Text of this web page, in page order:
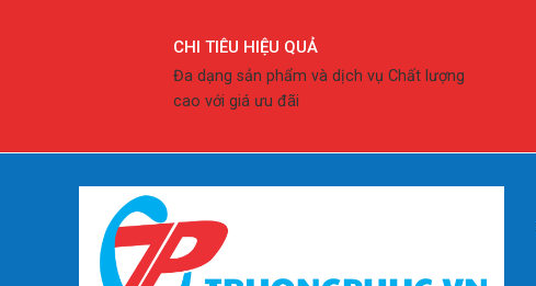
CHI TIÊU HIỆU QUẢ
Đa dạng sản phẩm và dịch vụ Chất lượng
cao với giá ưu đãi